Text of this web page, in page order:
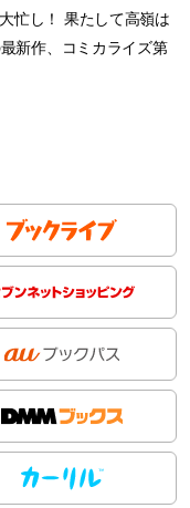
忙し！ 果たして高嶺は
新作、コミカライズ第